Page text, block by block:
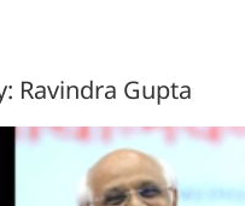
Ravindra Gupta